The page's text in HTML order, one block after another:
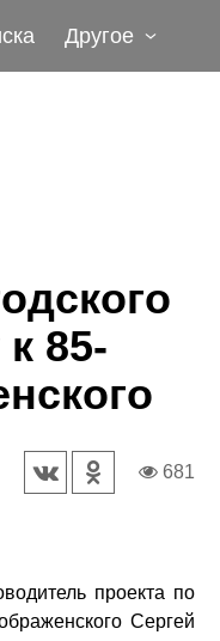
Другое
85-
681
проекта по
Сергей